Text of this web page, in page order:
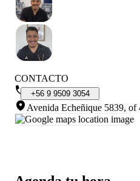
CONTACTO
+56 9 9509 3054
Avenida Echeñique 5839,